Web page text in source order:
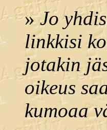
»Jo
linkkisi
jotakin
oikeus
kumoaa